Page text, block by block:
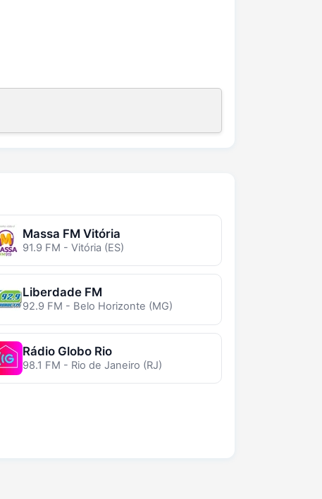
Massa FM Vitória
91.9 FM - Vitória (ES)
Liberdade FM
92.9 FM - Belo Horizonte (MG)
Rádio Globo Rio
98.1 FM - Rio de Janeiro (RJ)